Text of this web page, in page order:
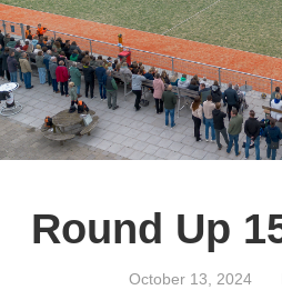
Round Up
October 13, 2024